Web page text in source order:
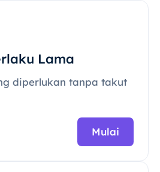
Lama
diperlukan tanpa takut
Mulai